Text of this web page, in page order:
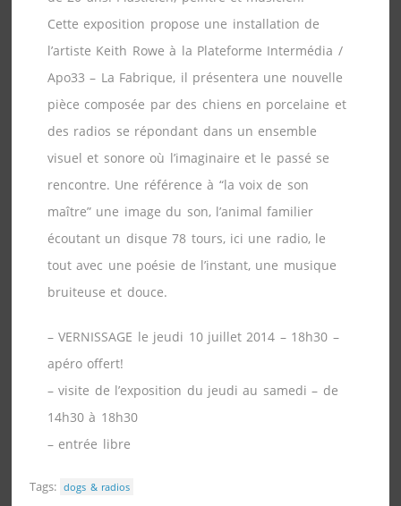
Cette exposition propose une installation de
l’artiste Keith Rowe à la Plateforme Intermédia /
Apo33 – La Fabrique, il présentera une nouvelle
pièce composée par des chiens en porcelaine et
des radios se répondant dans un ensemble
visuel et sonore où l’imaginaire et le passé se
rencontre. Une référence à “la voix de son
maître” une image du son, l’animal familier
écoutant un disque 78 tours, ici une radio, le
tout avec une poésie de l’instant, une musique
bruiteuse et douce.
– VERNISSAGE le jeudi 10 juillet 2014 – 18h30 –
apéro offert!
– visite de l’exposition du jeudi au samedi – de
14h30 à 18h30
– entrée libre
Tags: dogs & radios